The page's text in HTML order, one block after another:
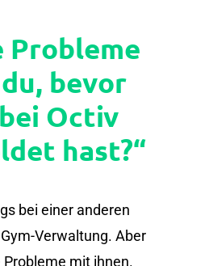
Probleme
bevor
Octiv
hast?“
bei einer anderen
Verwaltung. Aber
mit ihnen.